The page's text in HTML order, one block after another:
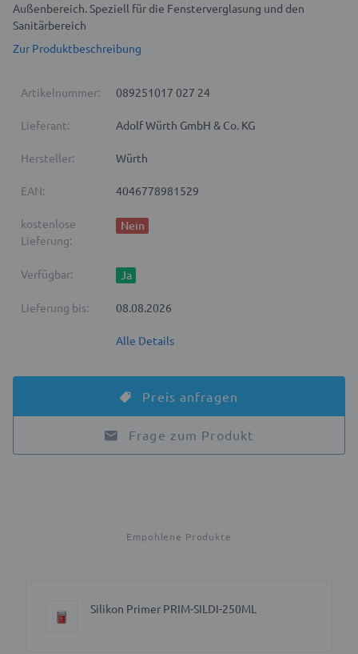
Außenbereich. Speziell für die Fensterverglasung und den
Sanitärbereich
Zur Produktbeschreibung
Artikelnummer: 089251017 027 24
Lieferant: Adolf Würth GmbH & Co. KG
Hersteller: Würth
EAN: 4046778981529
kostenlose
Lieferung:
Nein
Verfügbar: Ja
Lieferung bis: 08.08.2026
Alle Details
Preis anfragen
Frage zum Produkt
Empohlene Produkte
Silikon Primer PRIM-SILDI-250ML